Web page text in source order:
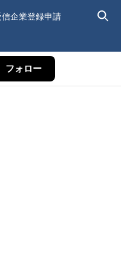
企業登録申請
フォロー